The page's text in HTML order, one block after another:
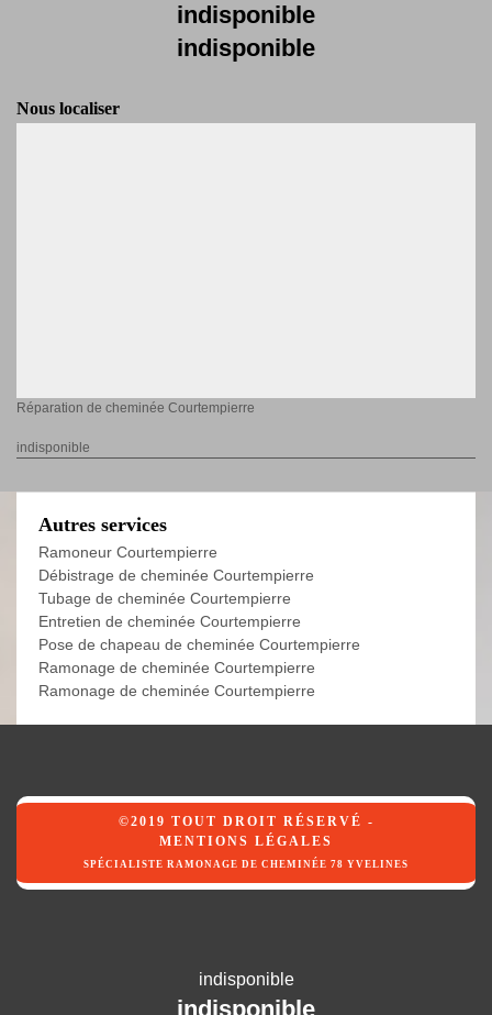
indisponible
indisponible
Nous localiser
Réparation de cheminée Courtempierre
indisponible
Autres services
Ramoneur Courtempierre
Débistrage de cheminée Courtempierre
Tubage de cheminée Courtempierre
Entretien de cheminée Courtempierre
Pose de chapeau de cheminée Courtempierre
Ramonage de cheminée Courtempierre
Ramonage de cheminée Courtempierre
©2019 TOUT DROIT RÉSERVÉ -
MENTIONS LÉGALES
SPÉCIALISTE RAMONAGE DE CHEMINÉE 78 YVELINES
indisponible
indisponible